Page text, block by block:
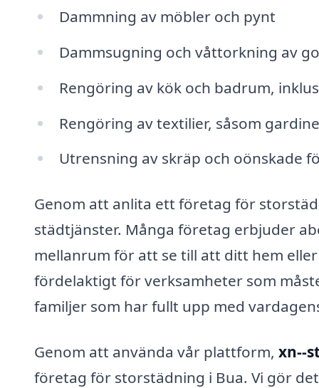
Dammning av möbler och pynt
Dammsugning och våttorkning av
Rengöring av kök och badrum,
Rengöring av textilier, såsom
Utrensning av skräp och oönskade
Genom att anlita ett företag för
städtjänster. Många företag erbjuder
mellanrum för att se till att ditt hem
fördelaktigt för verksamheter som
familjer som har fullt upp med
Genom att använda vår plattform, xn--
företag för storstädning i Bua. Vi gör